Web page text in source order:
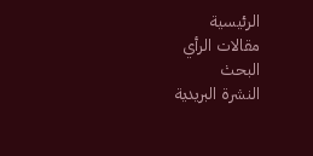
الرئيسية
مقالات الرأي
البحث
النشرة البريدية